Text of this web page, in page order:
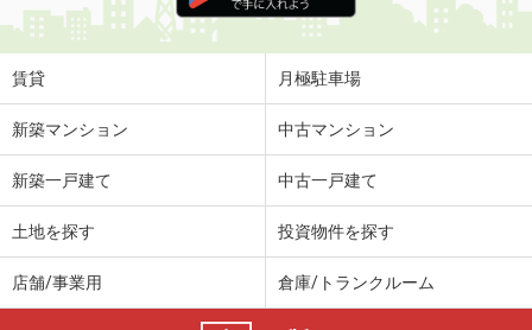
賃貸 月極駐車場
新築マンション 中古マンション
新築一戸建て 中古一戸建て
土地を探す 投資物件を探す
店舗/事業用 倉庫/トランクルーム